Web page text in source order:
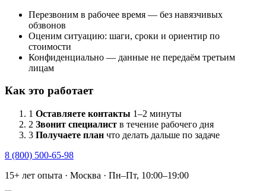
Перезвоним в рабочее время — без навязчивых
обзвонов
Оценим ситуацию: шаги, сроки и ориентир по
стоимости
Конфиденциально — данные не передаём третьим
лицам
Как это работает
1 Оставляете контакты 1–2 минуты
2 Звонит специалист в течение рабочего дня
3 Получаете план что делать дальше по задаче
8 (800) 500-65-98
15+ лет опыта · Москва · Пн–Пт, 10:00–19:00